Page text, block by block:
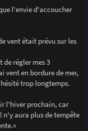
l'envie d'accoucher
vent était prévu sur les
régler mes 3
vent en bordure de mer,
trop longtemps.
l'hiver prochain, car
n'y aura plus de tempête